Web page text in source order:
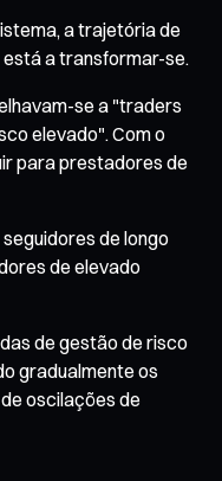
a trajetória de
a transformar-se.
se a "traders
elevado". Com o
para prestadores de
de longo
de elevado
de gestão de risco
gradualmente os
oscilações de